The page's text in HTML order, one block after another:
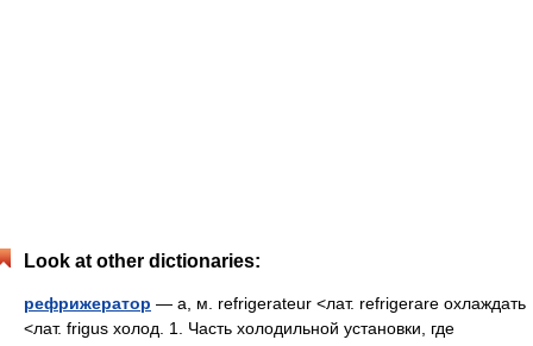
Look at other dictionaries:
рефрижератор — а, м. refrigerateur <лат. refrigerare охлаждать
<лат. frigus холод. 1. Часть холодильной установки, где